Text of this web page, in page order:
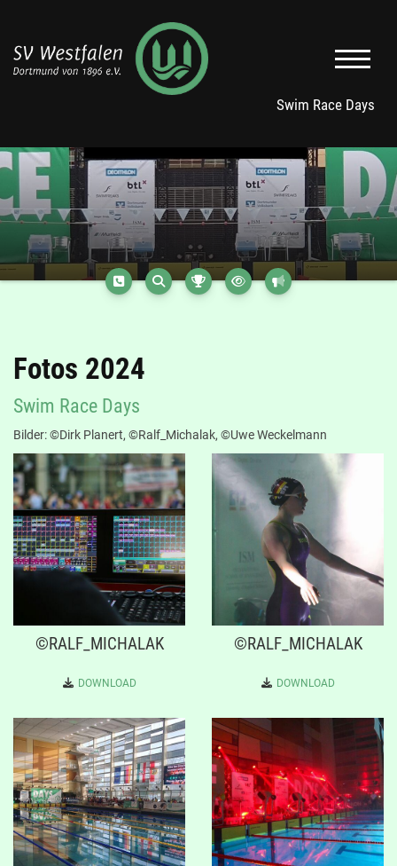
Swim Race Days
Fotos 2024
Swim Race Days
Bilder: ©Dirk Planert, ©Ralf_Michalak, ©Uwe Weckelmann
©RALF_MICHALAK
DOWNLOAD
©RALF_MICHALAK
DOWNLOAD